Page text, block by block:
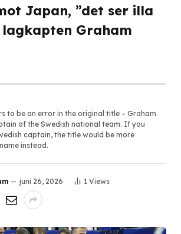
Japan, ”det ser illa
lagkapten Graham
to be an error in the original title – Graham
of the Swedish national team. If you
captain, the title would be more
instead.
juni 26, 2026 1 Views